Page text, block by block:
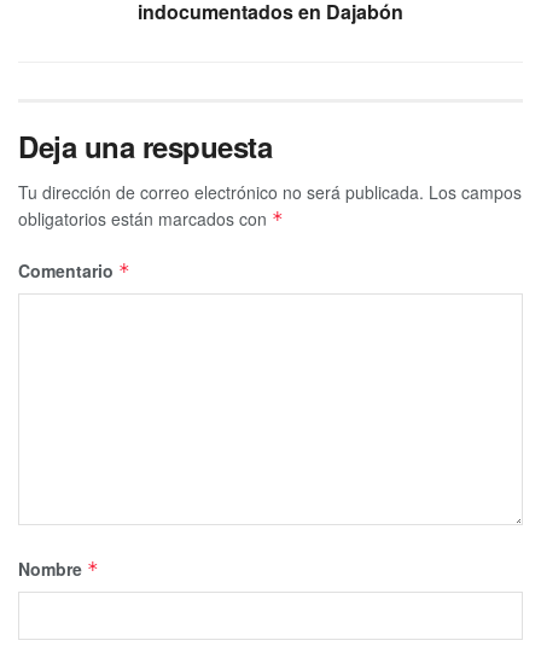
indocumentados en Dajabón
Deja una respuesta
Tu dirección de correo electrónico no será publicada. Los campos
obligatorios están marcados con *
Comentario *
Nombre *